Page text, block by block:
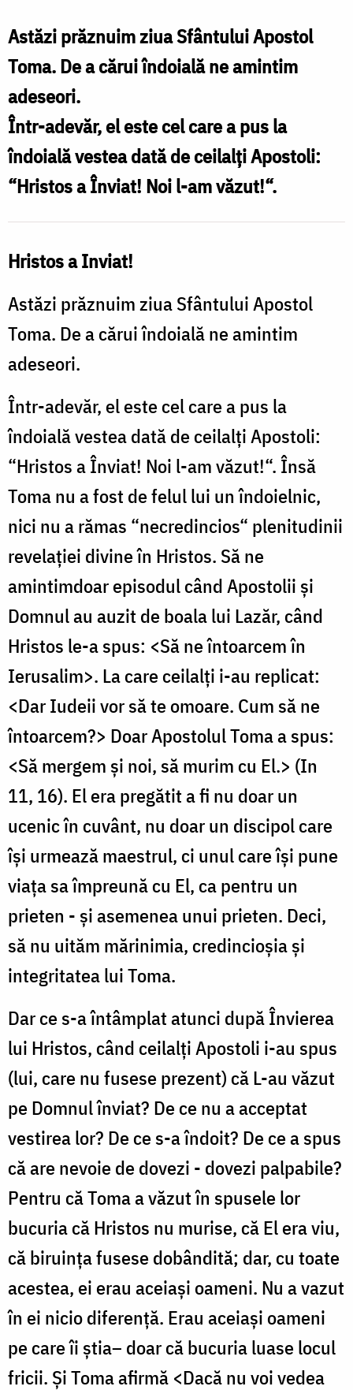
Astăzi prăznuim ziua Sfântului Apostol
Toma. De a cărui îndoială ne amintim
adeseori.
Într-adevăr, el este cel care a pus la
îndoială vestea dată de ceilalți Apostoli:
“Hristos a Înviat! Noi l-am văzut!“.
Hristos a Inviat!
Astăzi prăznuim ziua Sfântului Apostol
Toma. De a cărui îndoială ne amintim
adeseori.
Într-adevăr, el este cel care a pus la
îndoială vestea dată de ceilalți Apostoli:
“Hristos a Înviat! Noi l-am văzut!“. Însă
Toma nu a fost de felul lui un îndoielnic,
nici nu a rămas “necredincios“ plenitudinii
revelației divine în Hristos. Să ne
amintimdoar episodul când Apostolii și
Domnul au auzit de boala lui Lazăr, când
Hristos le-a spus: <Să ne întoarcem în
Ierusalim>. La care ceilalți i-au replicat:
<Dar Iudeii vor să te omoare. Cum să ne
întoarcem?> Doar Apostolul Toma a spus:
<Să mergem și noi, să murim cu El.> (In
11, 16). El era pregătit a fi nu doar un
ucenic în cuvânt, nu doar un discipol care
își urmează maestrul, ci unul care își pune
viața sa împreună cu El, ca pentru un
prieten - și asemenea unui prieten. Deci,
să nu uităm mărinimia, credincioșia și
integritatea lui Toma.
Dar ce s-a întâmplat atunci după Învierea
lui Hristos, când ceilalți Apostoli i-au spus
(lui, care nu fusese prezent) că L-au văzut
pe Domnul înviat? De ce nu a acceptat
vestirea lor? De ce s-a îndoit? De ce a spus
că are nevoie de dovezi - dovezi palpabile?
Pentru că Toma a văzut în spusele lor
bucuria că Hristos nu murise, că El era viu,
că biruința fusese dobândită; dar, cu toate
acestea, ei erau aceiași oameni. Nu a vazut
în ei nicio diferență. Erau aceiași oameni
pe care îi știa– doar că bucuria luase locul
fricii. Și Toma afirmă <Dacă nu voi vedea